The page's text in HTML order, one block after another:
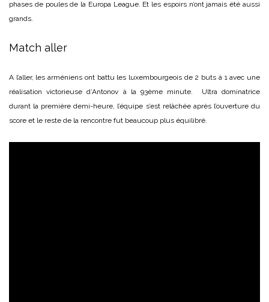
phases de poules de la Europa League. Et les espoirs n’ont jamais été aussi
grands.
Match aller
A l’aller, les arméniens ont battu les luxembourgeois de 2 buts à 1 avec une
réalisation victorieuse d’Antonov à la 93ème minute. Ultra dominatrice
durant la première demi-heure, l’équipe s’est relâchée après l’ouverture du
score et le reste de la rencontre fut beaucoup plus équilibré.